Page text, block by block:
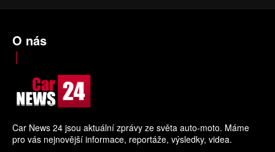
O nás
Car News 24 jsou aktuální zprávy ze světa auto-moto. Máme
pro vás nejnovější informace, reportáže, výsledky, videa.